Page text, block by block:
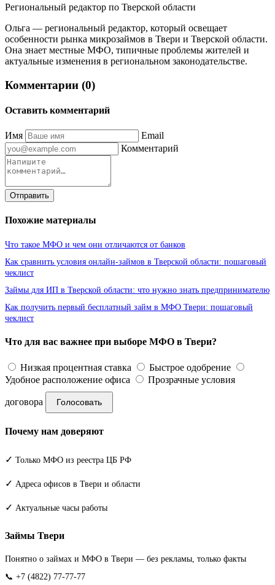
Региональный редактор по Тверской области
Ольга — региональный редактор, который освещает
особенности рынка микрозаймов в Твери и Тверской области.
Она знает местные МФО, типичные проблемы жителей и
актуальные изменения в региональном законодательстве.
Комментарии (0)
Оставить комментарий
Имя
Email
Комментарий
Отправить
Похожие материалы
Что такое МФО и чем они отличаются от банков
Как сравнить условия онлайн-займов в Тверской области: пошаговый
чеклист
Займы для ИП в Тверской области: что нужно знать предпринимателю
Как получить первый бесплатный займ в МФО Твери: пошаговый
чеклист
Что для вас важнее при выборе МФО в Твери?
Низкая процентная ставка
Быстрое одобрение
Удобное расположение офиса
Прозрачные условия
договора Голосовать
Почему нам доверяют
✓ Только МФО из реестра ЦБ РФ
✓ Адреса офисов в Твери и области
✓ Актуальные часы работы
Займы Твери
Понятно о займах и МФО в Твери — без рекламы, только факты
📞 +7 (4822) 77-77-77